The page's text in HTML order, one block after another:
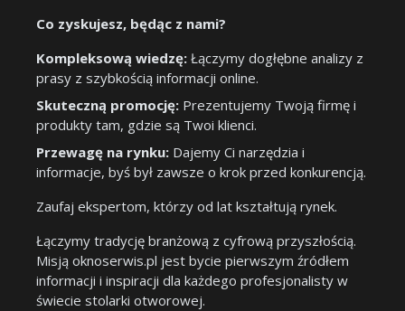
Co zyskujesz, będąc z nami?
Kompleksową wiedzę: Łączymy dogłębne analizy z
prasy z szybkością informacji online.
Skuteczną promocję: Prezentujemy Twoją firmę i
produkty tam, gdzie są Twoi klienci.
Przewagę na rynku: Dajemy Ci narzędzia i
informacje, byś był zawsze o krok przed konkurencją.
Zaufaj ekspertom, którzy od lat kształtują rynek.
Łączymy tradycję branżową z cyfrową przyszłością.
Misją oknoserwis.pl jest bycie pierwszym źródłem
informacji i inspiracji dla każdego profesjonalisty w
świecie stolarki otworowej.